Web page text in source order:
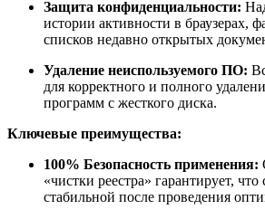
Защита конфиденциальности:
истории активности в браузерах,
списков недавно открытых
Удаление неиспользуемого ПО:
для корректного и полного
программ с жесткого диска.
Ключевые преимущества:
100% Безопасность применения:
«чистки реестра» гарантирует, что
стабильной после проведения